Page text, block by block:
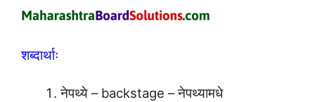
शब्दार्थाः
नेपथ्ये – backstage – नेपथ्यामधे